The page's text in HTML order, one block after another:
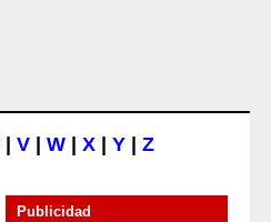
V W X Y Z
Publicidad